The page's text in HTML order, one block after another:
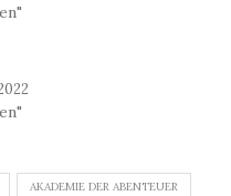
AKADEMIE DER ABENTEUER